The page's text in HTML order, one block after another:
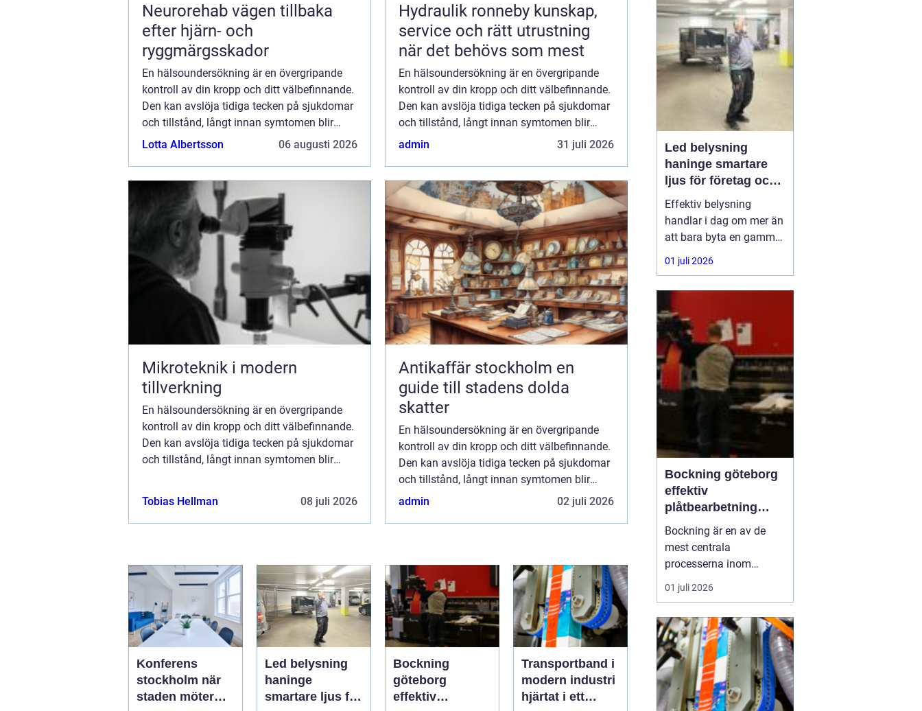
Neurorehab vägen tillbaka
efter hjärn- och
ryggmärgsskador
En hälsoundersökning är en övergripande
kontroll av din kropp och ditt välbefinnande.
Den kan avslöja tidiga tecken på sjukdomar
och tillstånd, långt innan symtomen blir
märkbara. Att regelbundet g...
Lotta Albertsson 06 augusti 2026
Hydraulik ronneby kunskap,
service och rätt utrustning
när det behövs som mest
En hälsoundersökning är en övergripande
kontroll av din kropp och ditt välbefinnande.
Den kan avslöja tidiga tecken på sjukdomar
och tillstånd, långt innan symtomen blir
märkbara. Att regelbundet g...
admin 31 juli 2026
Mikroteknik i modern
tillverkning
En hälsoundersökning är en övergripande
kontroll av din kropp och ditt välbefinnande.
Den kan avslöja tidiga tecken på sjukdomar
och tillstånd, långt innan symtomen blir
Tobias Hellman
08 juli 2026
Antikaffär stockholm en
guide till stadens dolda
skatter
En hälsoundersökning är en övergripande
kontroll av din kropp och ditt välbefinnande.
Den kan avslöja tidiga tecken på sjukdomar
och tillstånd, långt innan symtomen blir
märkbara. Att regelbundet g...
admin 02 juli 2026
Konferens
stockholm när
staden möter
Led belysning
haninge
smartare ljus för
Bockning
göteborg
effektiv
Transportband i
modern industri
hjärtat i ett
gruppen. Många märker
också att de mest
givande samtalen
uppstår en bit bor...
Led belysning
haninge smartare
ljus för företag och
fastigheter
Effektiv belysning
handlar i dag om mer än
att bara byta en gammal
armatur mot en ny.
Företag,
Haninge söker lösningar
som sänker
energikostnader, ger
bättre arbetsmiljö och
kräver minimalt
underhåll.
01 juli 2026
Bockning göteborg
effektiv
plåtbearbetning
med precision
Bockning är en av de
mest centrala
processerna inom
modern plåtbearbetning.
I en industriregion som
marin, fordons- och
byggsektor är starka,
spelar väl utförd
bockning en avgörande
roll för allt från räcken
01 juli 2026